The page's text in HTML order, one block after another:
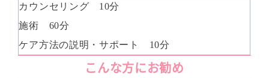
カウンセリング 10分
施術 60分
ケア方法の説明・サポート 10分
こんな方にお勧め